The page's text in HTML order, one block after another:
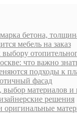
бетона, толщина
мебель на заказ
что важно
подходы к
фасад
выбор материалов
решения